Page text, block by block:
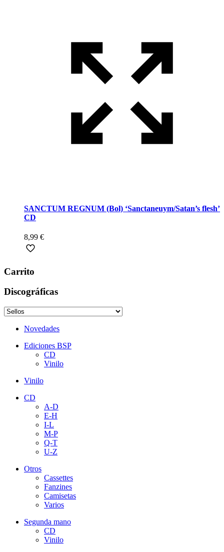
SANCTUM REGNUM (Bol) ‘Sanctaneuym/Satan’s flesh’
CD
8,99 €
Carrito
Discográficas
Novedades
Ediciones BSP
CD
Vinilo
Vinilo
CD
A-D
E-H
I-L
M-P
Q-T
U-Z
Otros
Cassettes
Fanzines
Camisetas
Varios
Segunda mano
CD
Vinilo